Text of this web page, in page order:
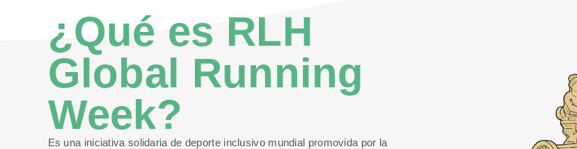
¿Qué es RLH
Global Running
Week?
Es una iniciativa solidaria de deporte inclusivo mundial promovida por la